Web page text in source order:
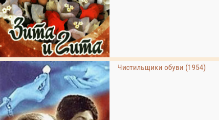
Чистильщики обуви (1954)